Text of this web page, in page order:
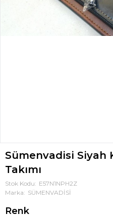
Sümenvadisi Siyah
Takımı
Stok Kodu
E57N1NPH2Z
Marka
SÜMENVADİSİ
Renk